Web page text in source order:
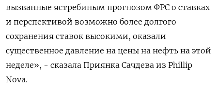
вызванные ястребиным прогнозом ФРС о ставках
и перспективой возможно более долгого
сохранения ставок высокими, оказали
существенное давление на цены на нефть на этой
неделе», - сказала Приянка Сачдева из Phillip
Nova.